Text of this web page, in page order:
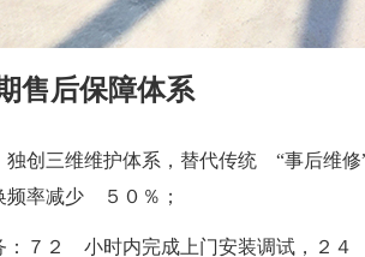
售后保障体系
独创三维维护体系，替代传统 “事后维
频率减少 ５０％；
：７２ 小时内完成上门安装调试，２